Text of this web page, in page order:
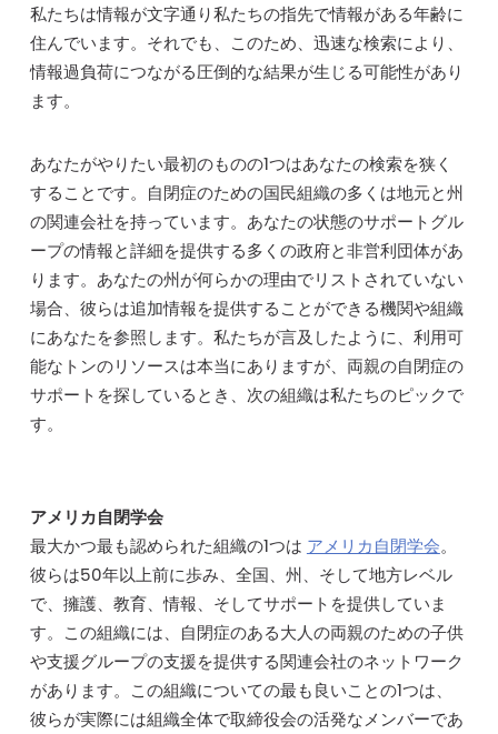
私たちは情報が文字通り私たちの指先で情報がある年齢に
住んでいます。それでも、このため、迅速な検索により、
情報過負荷につながる圧倒的な結果が生じる可能性があり
ます。
あなたがやりたい最初のものの1つはあなたの検索を狭く
することです。自閉症のための国民組織の多くは地元と州
の関連会社を持っています。あなたの状態のサポートグル
ープの情報と詳細を提供する多くの政府と非営利団体があ
ります。あなたの州が何らかの理由でリストされていない
場合、彼らは追加情報を提供することができる機関や組織
にあなたを参照します。私たちが言及したように、利用可
能なトンのリソースは本当にありますが、両親の自閉症の
サポートを探しているとき、次の組織は私たちのピックで
す。
アメリカ自閉学会
最大かつ最も認められた組織の1つは アメリカ自閉学会。
彼らは50年以上前に歩み、全国、州、そして地方レベル
で、擁護、教育、情報、そしてサポートを提供していま
す。この組織には、自閉症のある大人の両親のための子供
や支援グループの支援を提供する関連会社のネットワーク
があります。この組織についての最も良いことの1つは、
彼らが実際には組織全体で取締役会の活発なメンバーであ